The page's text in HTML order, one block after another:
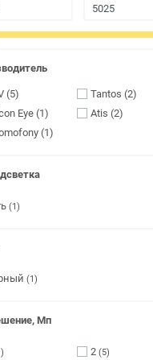
выхода
переходы
и готовые решения СКУД
и приемник
(5)
Tantos (2)
Eye (1)
Atis (2)
(1)
(1)
(1)
Мп
2(5)